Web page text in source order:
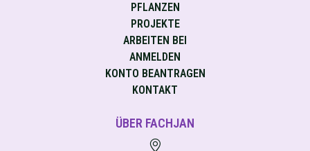
PFLANZEN
PROJEKTE
ARBEITEN BEI
ANMELDEN
KONTO BEANTRAGEN
KONTAKT
ÜBER FACHJAN